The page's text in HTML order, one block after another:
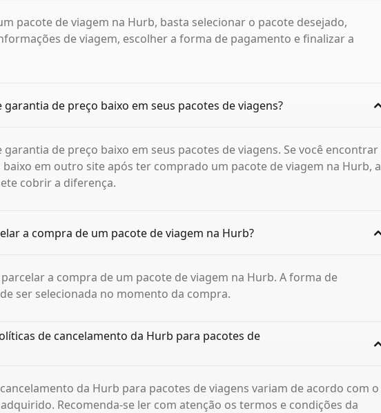
pacote de viagem na Hurb, basta selecionar o pacote desejado,
de viagem, escolher a forma de pagamento e finalizar a
de preço baixo em seus pacotes de viagens?
de preço baixo em seus pacotes de viagens. Se você encontrar
em outro site após ter comprado um pacote de viagem na Hurb, a
cobrir a diferença.
a compra de um pacote de viagem na Hurb?
parcelar a compra de um pacote de viagem na Hurb. A forma de
ser selecionada no momento da compra.
de cancelamento da Hurb para pacotes de
da Hurb para pacotes de viagens variam de acordo com o
Recomenda-se ler com atenção os termos e condições da